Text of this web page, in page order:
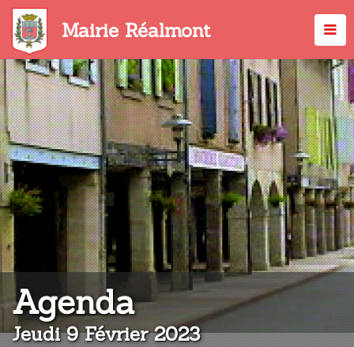
Aller
contenu
principal
Mairie Réalmont
Agenda:
Jeudi 9 Février 2023